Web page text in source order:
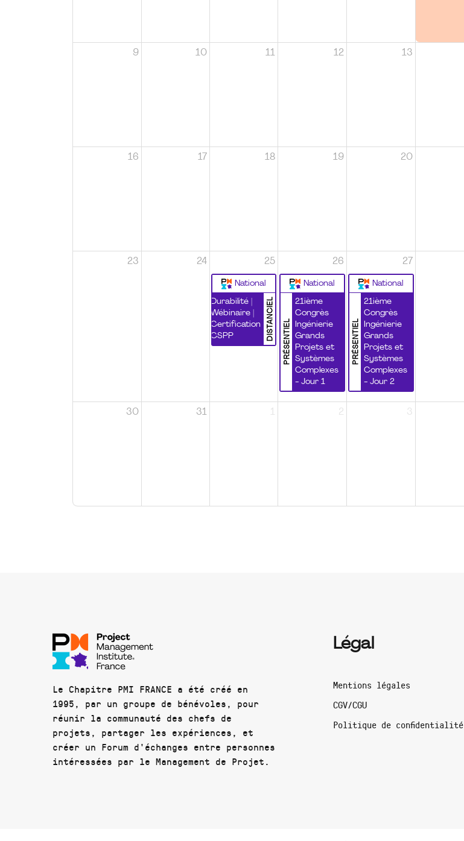
9 10 11 12 13
16 17 18 19 20
23 24 25
National
DISTANCIEL
Durabilité |
Wébinaire |
Certification
CSPP
26
National
PRÉSENTIEL
21ième
Congrès
Ingénierie
Grands
Projets et
Systèmes
Complexes
- Jour 1
27
National
PRÉSENTIEL
21ième
Congrès
Ingénierie
Grands
Projets et
Systèmes
Complexes
- Jour 2
30 31 1 2 3
Le Chapitre PMI FRANCE a été créé en
1995, par un groupe de bénévoles, pour
réunir la communauté des chefs de
projets, partager les expériences, et
créer un Forum d'échanges entre personnes
intéressées par le Management de Projet.
Légal
Mentions légales
CGV/CGU
Politique de confidentialité